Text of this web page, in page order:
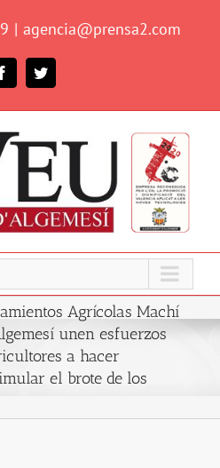
| agencia@prensa2.com
FacebookTwitter
Agrícolas Machí
unen esfuerzos
a hacer
el brote de los